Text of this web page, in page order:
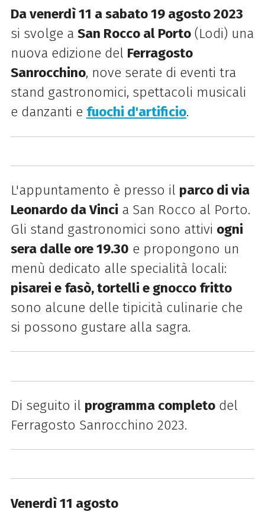
Da venerdì 11 a sabato 19 agosto 2023
si svolge a San Rocco al Porto(Lodi) una
nuova edizione del Ferragosto
Sanrocchino, nove serate di eventi tra
stand gastronomici, spettacoli musicali
e danzanti e fuochi d'artificio.
L'appuntamento è presso il parco di via
Leonardo da Vinci a San Rocco al Porto.
Gli stand gastronomici sono attivi ogni
sera dalle ore 19.30 e propongono un
menù dedicato alle specialità locali:
pisarei e fasò, tortelli e gnocco fritto
sono alcune delle tipicità culinarie che
si possono gustare alla sagra.
Di seguito il programma completodel
Ferragosto Sanrocchino 2023.
Venerdì 11 agosto